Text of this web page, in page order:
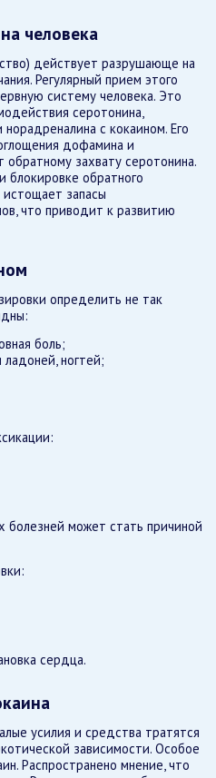
человека
действует разрушающе на
Регулярный прием этого
систему человека. Это
серотонина,
с кокаином. Его
дофамина и
захвату серотонина.
блокировке обратного
запасы
что приводит к развитию
определить не так
боль;
ногтей;
может стать причиной
сердца.
усилия и средства тратятся
зависимости. Особое
Распространено мнение, что